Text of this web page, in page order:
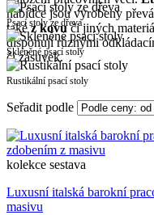
nabídce jsou vyrobeny
takéz kovuči jiných
disponují různými
či zásuvek.
Psací stoly ze dřeva
Skleněné psací stoly
Rustikální psací stoly
Seřadit podle
kolekce sestava
Luxusní italská barokní
masivu